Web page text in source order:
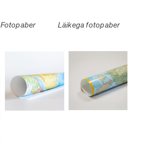
Fotopaber
Läikega fotopaber